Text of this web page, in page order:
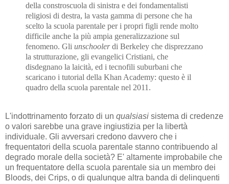
della constroscuola di sinistra e dei fondamentalisti
religiosi di destra, la vasta gamma di persone che ha
scelto la scuola parentale per i propri figli rende molto
difficile anche la più ampia generalizzazione sul
fenomeno. Gli unschoolerdi Berkeley che disprezzano
la strutturazione, gli evangelici Cristiani, che
disdegnano la laicità, ed i tecnofili suburbani che
scaricano i tutorial della Khan Academy: questo è il
quadro della scuola parentale nel 2011.
L'indottrinamento forzato di un qualsiasi sistema di credenze
o valori sarebbe una grave ingiustizia per la libertà
individuale. Gli avversari credono davvero che i
frequentatori della scuola parentale stanno contribuendo al
degrado morale della società? E' altamente improbabile che
un frequentatore della scuola parentale sia un membro dei
Bloods, dei Crips, o di qualunque altra banda di delinquenti